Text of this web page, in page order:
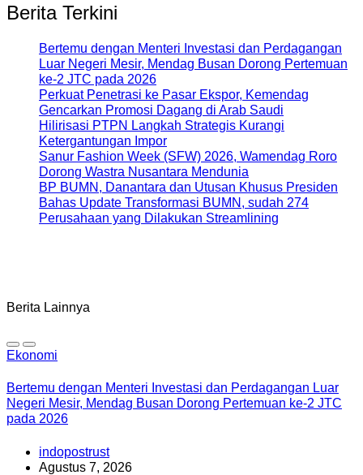
Berita Terkini
Bertemu dengan Menteri Investasi dan Perdagangan
Luar Negeri Mesir, Mendag Busan Dorong Pertemuan
ke-2 JTC pada 2026
Perkuat Penetrasi ke Pasar Ekspor, Kemendag
Gencarkan Promosi Dagang di Arab Saudi
Hilirisasi PTPN Langkah Strategis Kurangi
Ketergantungan Impor
Sanur Fashion Week (SFW) 2026, Wamendag Roro
Dorong Wastra Nusantara Mendunia
BP BUMN, Danantara dan Utusan Khusus Presiden
Bahas Update Transformasi BUMN, sudah 274
Perusahaan yang Dilakukan Streamlining
Berita Lainnya
Ekonomi
Bertemu dengan Menteri Investasi dan Perdagangan Luar
Negeri Mesir, Mendag Busan Dorong Pertemuan ke-2 JTC
pada 2026
indopostrust
Agustus 7, 2026